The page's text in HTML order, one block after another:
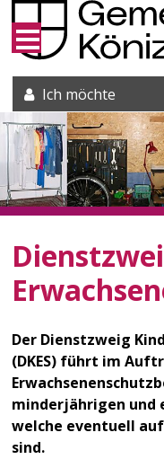
Direkt zum Inhalt
Suche und
Ich möchte
Der Dienstzweig
(DKES) führt im
minderjährigen und
welche eventuell
sind.